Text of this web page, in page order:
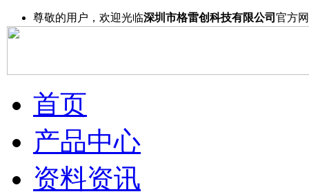
尊敬的用户，欢迎光临深圳市格雷创科技有限公司 官方
首页
产品中心
资料资讯